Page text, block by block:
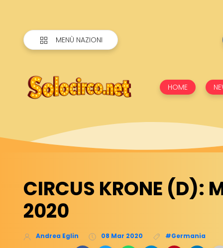
MENÙ NAZIONI
HOME
CIRCUS KRONE (D):
2020
Andrea Eglin 08 Mar 2020 #Germania